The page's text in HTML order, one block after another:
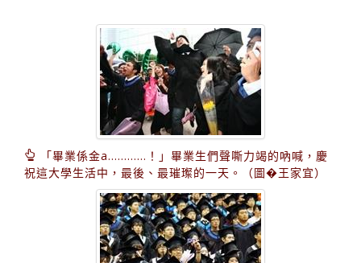
「畢業係金a…………！」畢業生們聲嘶力竭的吶喊，慶
祝這大學生活中，最後、最璀璨的一天。（圖�王家宜）